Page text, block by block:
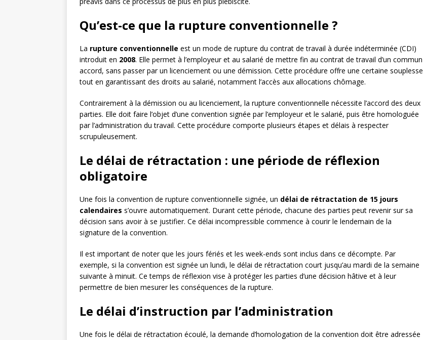
Qu’est-ce que la rupture conventionnelle ?
La rupture conventionnelle est un mode de rupture du contrat de travail à durée indéterminée (CDI)
introduit en 2008. Elle permet à l’employeur et au salarié de mettre fin au contrat de travail d’un commun
accord, sans passer par un licenciement ou une démission. Cette procédure offre une certaine souplesse
tout en garantissant des droits au salarié, notamment l’accès aux allocations chômage.
Contrairement à la démission ou au licenciement, la rupture conventionnelle nécessite l’accord des deux
parties. Elle doit faire l’objet d’une convention signée par l’employeur et le salarié, puis être homologuée
par l’administration du travail. Cette procédure comporte plusieurs étapes et délais à respecter
scrupuleusement.
Le délai de rétractation : une période de réflexion
obligatoire
Une fois la convention de rupture conventionnelle signée, un délai de rétractation de 15 jours
calendaires s’ouvre automatiquement. Durant cette période, chacune des parties peut revenir sur sa
décision sans avoir à se justifier. Ce délai incompressible commence à courir le lendemain de la
signature de la convention.
Il est important de noter que les jours fériés et les week-ends sont inclus dans ce décompte. Par
exemple, si la convention est signée un lundi, le délai de rétractation court jusqu’au mardi de la semaine
suivante à minuit. Ce temps de réflexion vise à protéger les parties d’une décision hâtive et à leur
permettre de bien mesurer les conséquences de la rupture.
Le délai d’instruction par l’administration
Une fois le délai de rétractation écoulé, la demande d’homologation de la convention doit être adressée